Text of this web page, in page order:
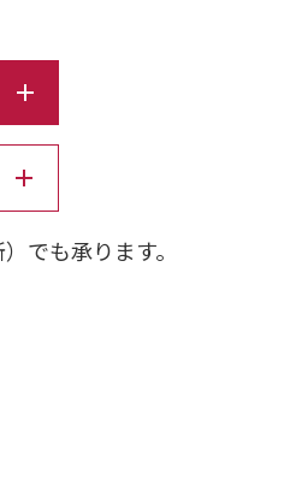
でも承ります。